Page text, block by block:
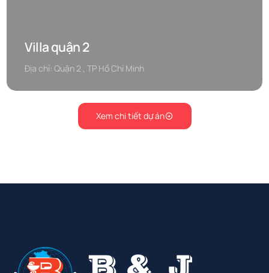
Villa quận 2
Địa chỉ: Quận 2 , TP Hồ Chí Minh
Xem chi tiết dự án